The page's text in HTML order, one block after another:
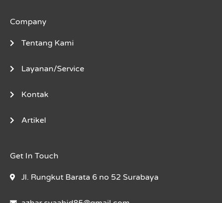
Company
Tentang Kami
Layanan/Service
Kontak
Artikel
Get In Touch
Jl. Rungkut Barata 6 no 52 Surabaya